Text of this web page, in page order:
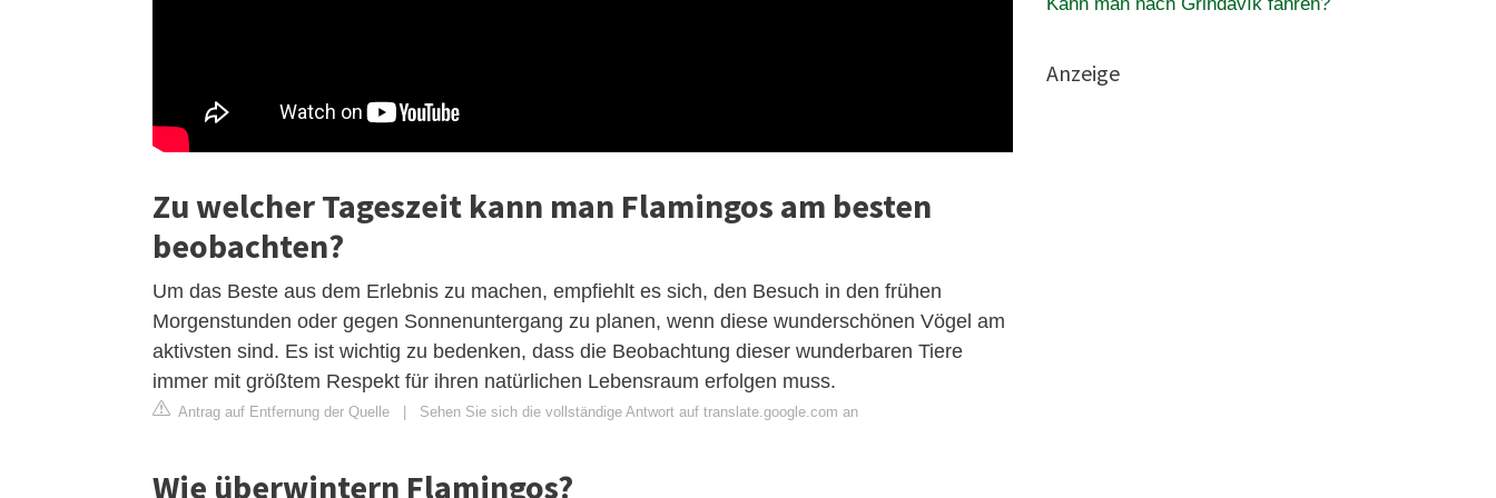
Zu welcher Tageszeit kann man Flamingos am besten
beobachten?
Um das Beste aus dem Erlebnis zu machen, empfiehlt es sich, den Besuch in den frühen
Morgenstunden oder gegen Sonnenuntergang zu planen, wenn diese wunderschönen Vögel am
aktivsten sind. Es ist wichtig zu bedenken, dass die Beobachtung dieser wunderbaren Tiere
immer mit größtem Respekt für ihren natürlichen Lebensraum erfolgen muss.
Antrag auf Entfernung der Quelle | Sehen Sie sich die vollständige Antwort auf translate.google.com an
Wie überwintern Flamingos?
Anzeige